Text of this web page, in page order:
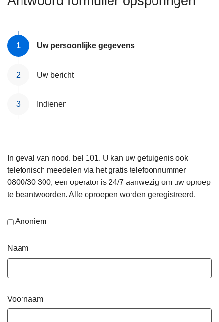
Uw persoonlijke gegevens
Uw bericht
Indienen
In geval van nood, bel 101. U kan uw getuigenis ook
telefonisch meedelen via het gratis telefoonnummer
0800/30 300; een operator is 24/7 aanwezig om uw oproep
te beantwoorden. Alle oproepen worden geregistreerd.
Anoniem
Naam
Voornaam